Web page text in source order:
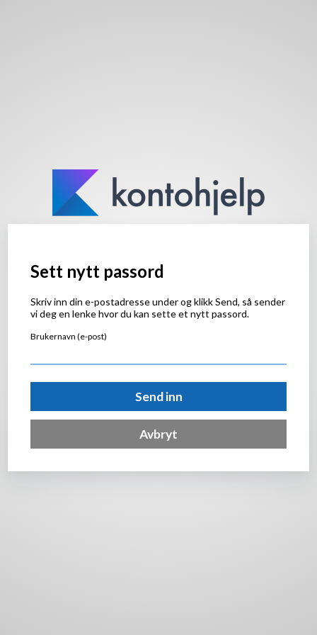
Sett nytt passord
Skriv inn din e-postadresse under og klikk Send, så sender
vi deg en lenke hvor du kan sette et nytt passord.
Brukernavn (e-post)
Send inn
Avbryt